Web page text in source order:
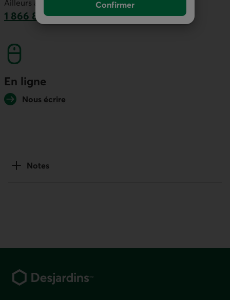
Confirmer
Ailleurs au Canada :
1 866 866-7000
En ligne
Nous écrire
Notes